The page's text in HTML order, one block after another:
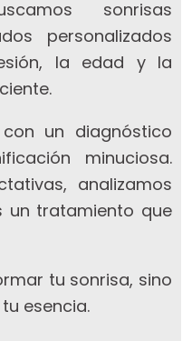
sonrisas
personalizados
la edad y la
un diagnóstico
minuciosa.
analizamos
un tratamiento que
tu sonrisa, sino
esencia.